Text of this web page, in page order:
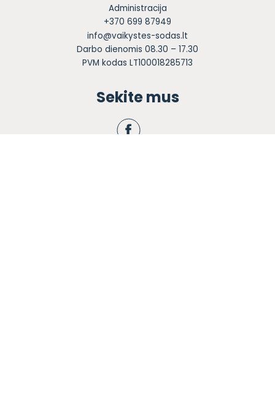
Administracija
+370 699 87949
info@vaikystes-sodas.lt
Darbo dienomis 08.30 – 17.30
PVM kodas LT100018285713
Sekite mus